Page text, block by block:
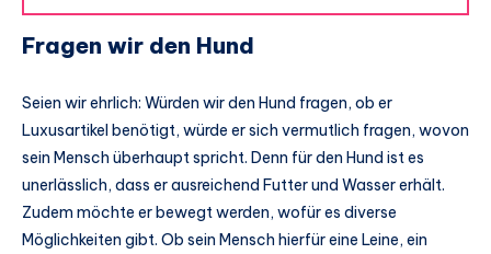
Fragen wir den Hund
Seien wir ehrlich: Würden wir den Hund fragen, ob er
Luxusartikel benötigt, würde er sich vermutlich fragen, wovon
sein Mensch überhaupt spricht. Denn für den Hund ist es
unerlässlich, dass er ausreichend Futter und Wasser erhält.
Zudem möchte er bewegt werden, wofür es diverse
Möglichkeiten gibt. Ob sein Mensch hierfür eine Leine, ein